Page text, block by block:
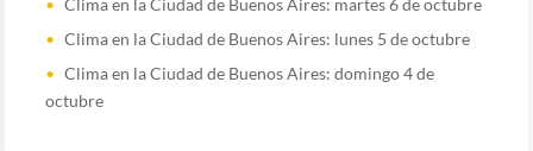
Clima en la Ciudad de Buenos Aires: martes 6 de octubre
Clima en la Ciudad de Buenos Aires: lunes 5 de octubre
Clima en la Ciudad de Buenos Aires: domingo 4 de
octubre